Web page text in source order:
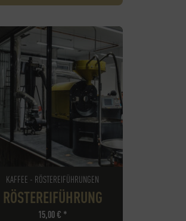
KAFFEE - RÖSTEREIFÜHRUNGEN
RÖSTEREIFÜHRUNG
15,00€ *